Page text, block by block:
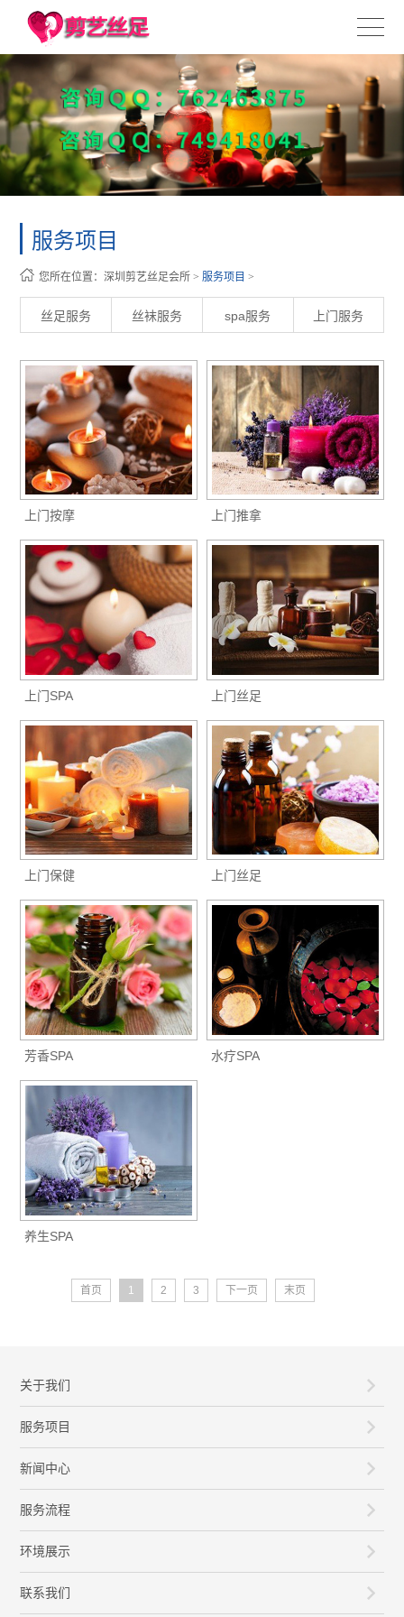
服务项目
您所在位置：深圳剪艺丝足会所 >服务项目 >
丝足服务 丝袜服务 spa服务 上门服务
上门按摩 上门推拿
上门SPA 上门丝足
上门保健 上门丝足
芳香SPA 水疗SPA
养生SPA
首页 1 2 3 下一页 末页
关于我们
服务项目
新闻中心
服务流程
环境展示
联系我们